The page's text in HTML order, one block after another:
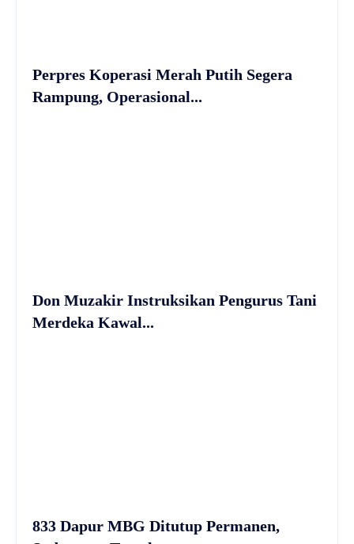
Perpres Koperasi Merah Putih Segera
Rampung, Operasional...
Don Muzakir Instruksikan Pengurus Tani
Merdeka Kawal...
833 Dapur MBG Ditutup Permanen,